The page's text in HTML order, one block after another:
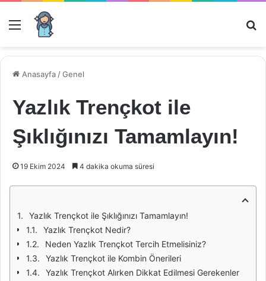
Menü
Anasayfa /Genel
Yazlık Trençkot ile
Şıklığınızı Tamamlayın!
19 Ekim 2024 4 dakika okuma süresi
Yazlık Trençkot ile Şıklığınızı Tamamlayın!
Yazlık Trençkot Nedir?
Neden Yazlık Trençkot Tercih Etmelisiniz?
Yazlık Trençkot ile Kombin Önerileri
Yazlık Trençkot Alırken Dikkat Edilmesi Gerekenler